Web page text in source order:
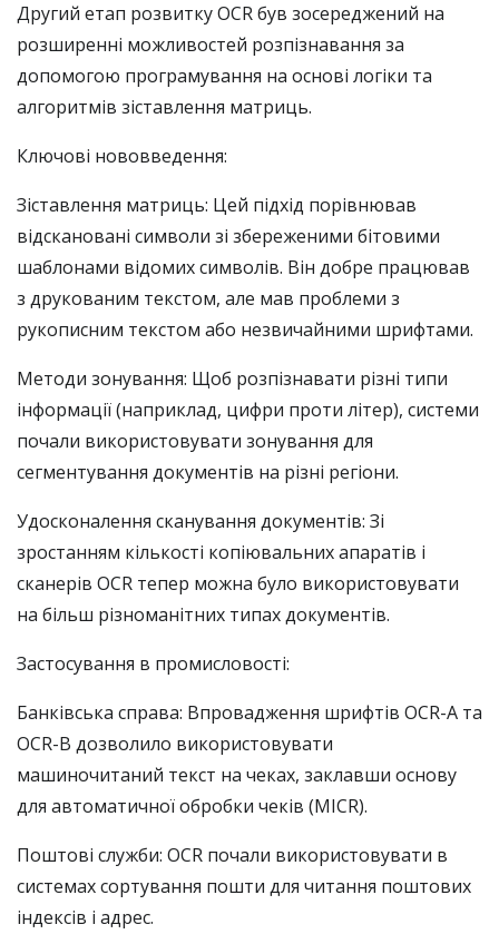
Другий етап розвитку OCR був зосереджений на
розширенні можливостей розпізнавання за
допомогою програмування на основі логіки та
алгоритмів зіставлення матриць.
Ключові нововведення:
Зіставлення матриць: Цей підхід порівнював
відскановані символи зі збереженими бітовими
шаблонами відомих символів. Він добре працював
з друкованим текстом, але мав проблеми з
рукописним текстом або незвичайними шрифтами.
Методи зонування: Щоб розпізнавати різні типи
інформації (наприклад, цифри проти літер), системи
почали використовувати зонування для
сегментування документів на різні регіони.
Удосконалення сканування документів: Зі
зростанням кількості копіювальних апаратів і
сканерів OCR тепер можна було використовувати
на більш різноманітних типах документів.
Застосування в промисловості:
Банківська справа: Впровадження шрифтів OCR-A та
OCR-B дозволило використовувати
машиночитаний текст на чеках, заклавши основу
для автоматичної обробки чеків (MICR).
Поштові служби: OCR почали використовувати в
системах сортування пошти для читання поштових
індексів і адрес.